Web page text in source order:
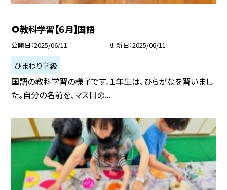
🌻教科学習【６月】国語
公開日 2025/06/11 更新日 2025/06/11
ひまわり学級
国語の教科学習の様子です。１年生は、ひらがなを習いまし
た。自分の名前を、マス目の...